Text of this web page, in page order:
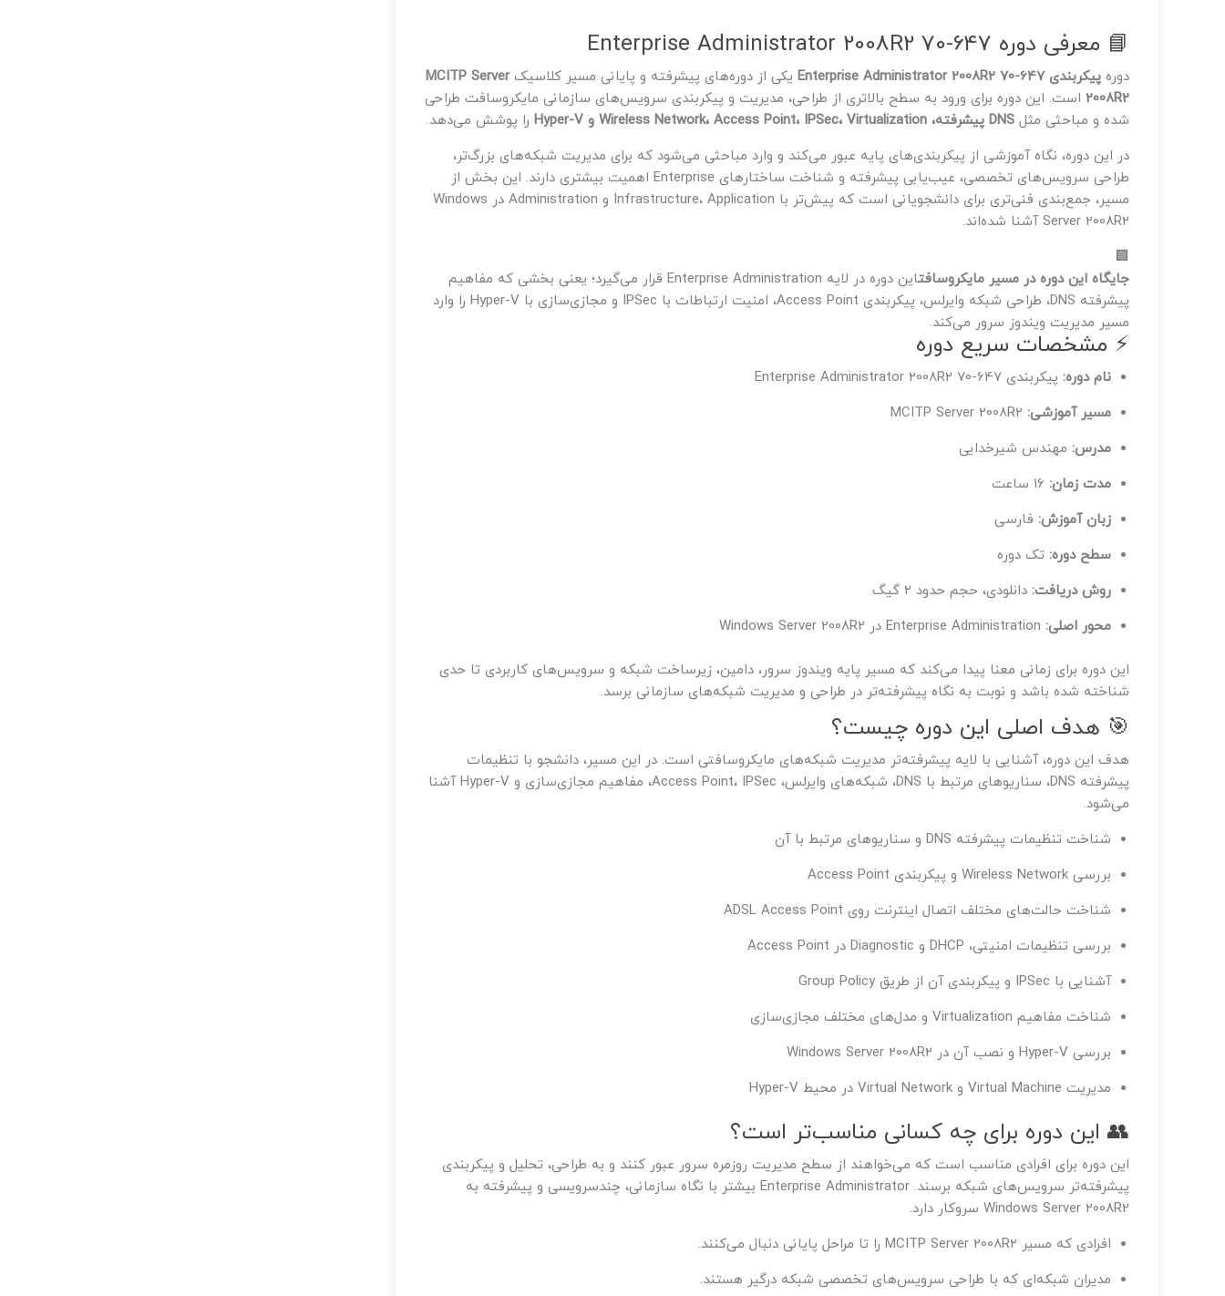
📘 معرفی دوره Enterprise Administrator 2008R2 70-647
دوره پیکربندی Enterprise Administrator 2008R2 70-647 یکی از دوره‌های پیشرفته و پایانی مسیر کلاسیکMCITP Server
2008R2است. این دوره برای ورود به سطح بالاتری از طراحی، مدیریت و پیکربندی سرویس‌های سازمانی مایکروسافت طراحی
شده و مباحثی مثل DNS پیشرفته، Wireless Network، Access Point، IPSec، Virtualization و Hyper-V
را پوشش می‌دهد.
در این دوره، نگاه آموزشی از پیکربندی‌های پایه عبور می‌کند و وارد مباحثی می‌شود که برای مدیریت شبکه‌های بزرگ‌تر،
طراحی سرویس‌های تخصصی، عیب‌یابی پیشرفته و شناخت ساختارهای Enterprise اهمیت بیشتری دارند. این بخش از
مسیر، جمع‌بندی فنی‌تری برای دانشجویانی است که پیش‌تر با Infrastructure، Application و Administration در Windows
Server 2008R2 آشنا شده‌اند.
🏢
جایگاه این دوره در مسیر مایکروسافت
این دوره در لایه Enterprise Administration قرار می‌گیرد؛ یعنی بخشی که مفاهیم
پیشرفته DNS، طراحی شبکه وایرلس، پیکربندی Access Point، امنیت ارتباطات با IPSec و مجازی‌سازی با Hyper-V را وارد
مسیر مدیریت ویندوز سرور می‌کند.
⚡ مشخصات سریع دوره
نام دوره: پیکربندی Enterprise Administrator 2008R2 70-647
مسیر آموزشی:
مدرس: مهندس شیرخدایی
مدت زمان:
زبان آموزش: فارسی
سطح دوره: تک دوره
روش دریافت: دانلودی، حجم حدود ۲ گیگ
محور اصلی:
این دوره برای زمانی معنا پیدا می‌کند که مسیر پایه ویندوز سرور، دامین، زیرساخت شبکه و سرویس‌های کاربردی تا حدی
شناخته شده باشد و نوبت به نگاه پیشرفته‌تر در طراحی و مدیریت شبکه‌های سازمانی برسد.
🎯 هدف اصلی این دوره چیست؟
هدف این دوره، آشنایی با لایه پیشرفته‌تر مدیریت شبکه‌های مایکروسافتی است. در این مسیر، دانشجو با تنظیمات
پیشرفته DNS، سناریوهای مرتبط با DNS، شبکه‌های وایرلس، Access Point، IPSec، مفاهیم مجازی‌سازی و Hyper-V آشنا
می‌شود.
شناخت تنظیمات پیشرفته DNS و سناریوهای مرتبط با آن
بررسی Wireless Network و پیکربندی Access Point
شناخت حالت‌های مختلف اتصال اینترنت روی ADSL Access Point
بررسی تنظیمات امنیتی، DHCP و Diagnostic در Access Point
آشنایی با IPSec و پیکربندی آن از طریق Group Policy
شناخت مفاهیم Virtualization و مدل‌های مختلف مجازی‌سازی
بررسی Hyper-V و نصب آن در Windows Server 2008R2
مدیریت Virtual Machine و Virtual Network در محیط Hyper-V
👥 این دوره برای چه کسانی مناسب‌تر است؟
این دوره برای افرادی مناسب است که می‌خواهند از سطح مدیریت روزمره سرور عبور کنند و به طراحی، تحلیل و پیکربندی
پیشرفته‌تر سرویس‌های شبکه برسند. Enterprise Administrator بیشتر با نگاه سازمانی، چندسرویسی و پیشرفته به
Windows Server 2008R2 سروکار دارد.
افرادی که مسیر MCITP Server 2008R2 را تا مراحل پایانی دنبال می‌کنند.
مدیران شبکه‌ای که با طراحی سرویس‌های تخصصی شبکه درگیر هستند.